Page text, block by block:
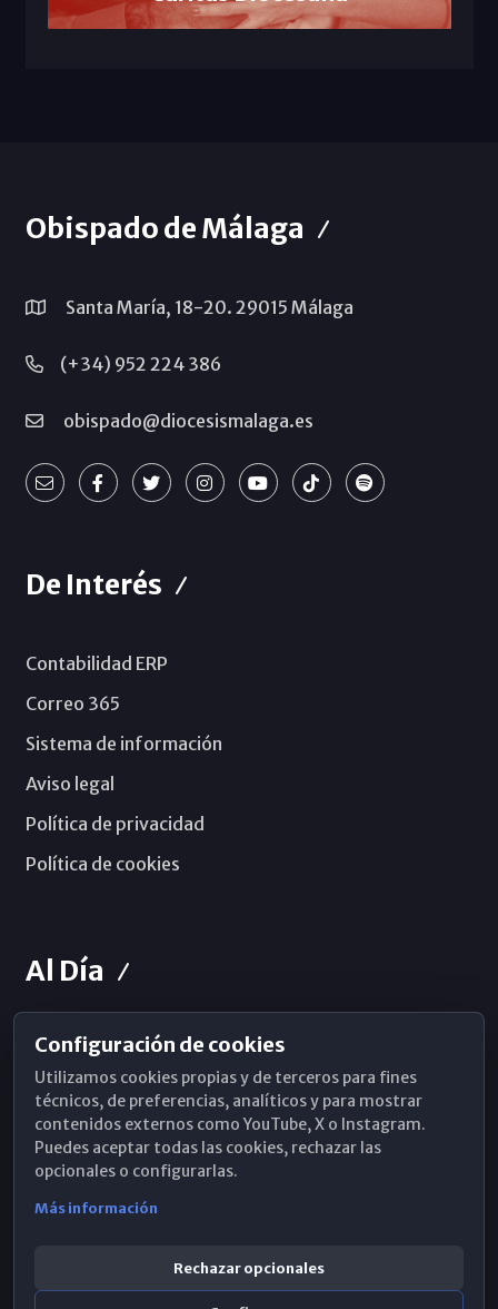
Obispado de Málaga
Santa María, 18-20. 29015 Málaga
(+34) 952 224 386
obispado@diocesismalaga.es
De Interés
Contabilidad ERP
Correo 365
Sistema de información
Aviso legal
Política de privacidad
Política de cookies
Al Día
Horarios de Misa
Hemeroteca
WhatsApp
Configuración de cookies
Utilizamos cookies propias y de terceros para fines
técnicos, de preferencias, analíticos y para mostrar
contenidos externos como YouTube, X o Instagram.
Puedes aceptar todas las cookies, rechazar las
opcionales o configurarlas.
Más información
Rechazar opcionales